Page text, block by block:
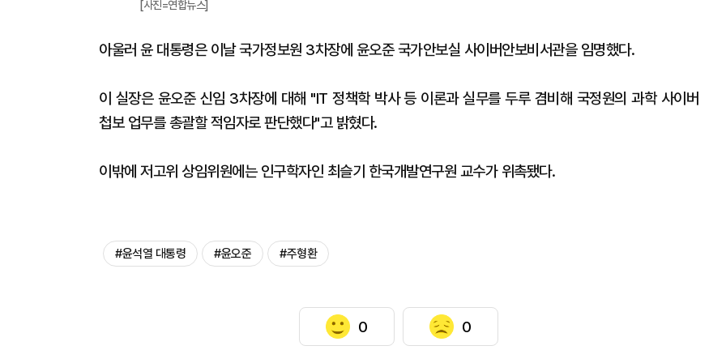
[사진=연합뉴스]
아울러 윤 대통령은 이날 국가정보원 3차장에 윤오준 국가안보실 사이버안보비서관을 임명했다.
이 실장은 윤오준 신임 3차장에 대해 "IT 정책학 박사 등 이론과 실무를 두루 겸비해 국정원의 과학 사이버
첩보 업무를 총괄할 적임자로 판단했다"고 밝혔다.
이밖에 저고위 상임위원에는 인구학자인 최슬기 한국개발연구원 교수가 위촉됐다.
#윤석열 대통령 #윤오준 #주형환
0 0